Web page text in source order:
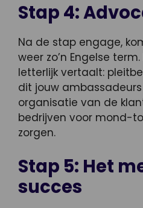
Stap 4:
Na de stap engage,
weer zo’n Engelse
letterlijk vertaalt:
dit jouw
organisatie van de
bedrijven voor mond-
zorgen.
Stap 5: Het
succes